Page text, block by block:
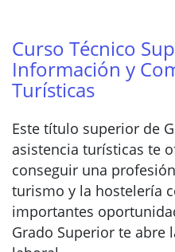
Curso Técnico
Información y
Turísticas
Este título superior de
asistencia turísticas te
conseguir una
turismo y la hostelería
importantes
Grado Superior te abre